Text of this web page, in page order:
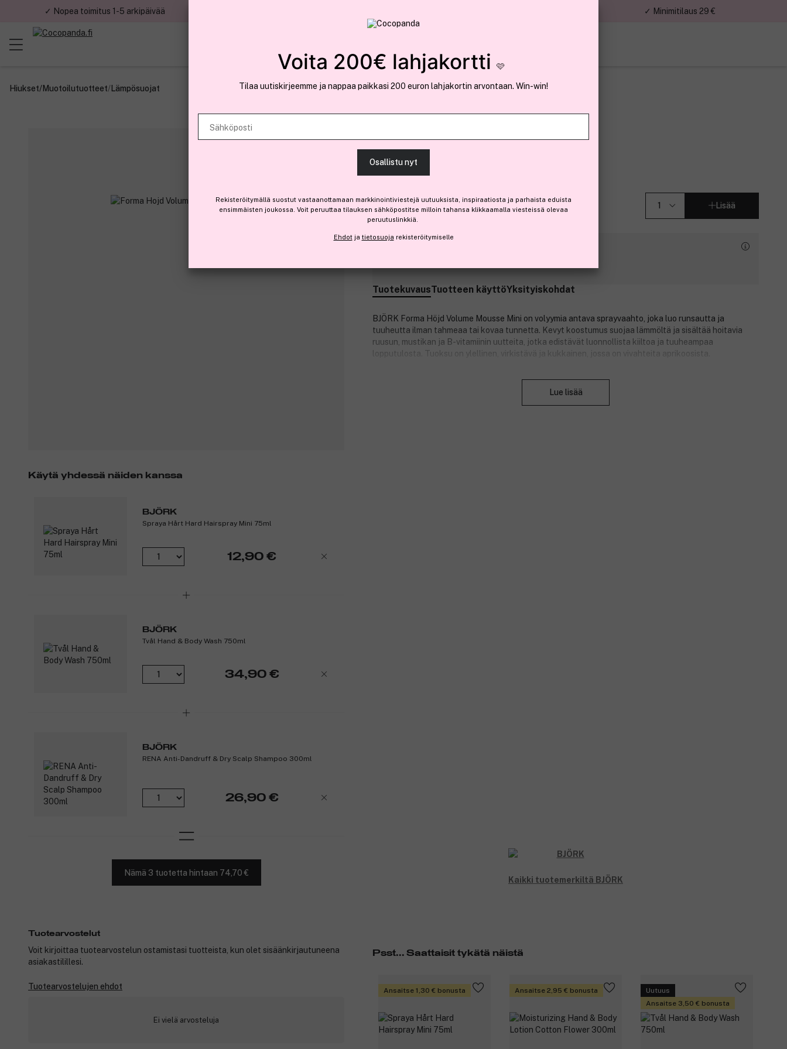
✓ Nopea toimitus 1-5 arkipäivää ✓ Minimitilaus 29 €
Hiukset/Muotoilutuotteet/Lämpösuojat
BJÖRK
Forma Hojd Volume Mousse Mini 75ml
12,90 €
17,20 € / 100ml
Lisää
TuotekuvausTuotteen käyttöYksityiskohdat
BJÖRK Forma Höjd Volume Mousse Mini on volyymia antava sprayvaahto, joka luo runsautta ja
tuuheutta ilman tahmeaa tai kovaa tunnetta. Kevyt koostumus suojaa lämmöltä ja sisältää hoitavia
ruusun, mustikan ja B-vitamiinin uutteita, jotka edistävät luonnollista kiiltoa ja tuuheampaa
lopputulosta. Tuoksu on ylellinen, virkistävä ja kukkainen, jossa on vivahteita aprikoosista.
Lue lisää
Käytä yhdessä näiden kanssa
BJÖRK
Spraya Hårt Hard Hairspray Mini 75ml
12,90 €
BJÖRK
Tvål Hand & Body Wash 750ml
34,90 €
BJÖRK
RENA Anti-Dandruff & Dry Scalp Shampoo 300ml
26,90 €
Nämä 3 tuotetta hintaan 74,70 €
Kaikki tuotemerkiltä BJÖRK
Psst... Saattaisit tykätä näistä
Ansaitse 1,30 € bonusta Ansaitse 2,95 € bonusta
Uutuus
Ansaitse 3,50 € bonusta
Tuotearvostelut
Voit kirjoittaa tuotearvostelun ostamistasi tuotteista, kun olet sisäänkirjautuneena
asiakastilillesi.
Tuotearvostelujen ehdot
Ei vielä arvosteluja
Voita 200€ lahjakortti 🩷
Tilaa uutiskirjeemme ja nappaa paikkasi 200 euron lahjakortin arvontaan. Win-win!
Sähköposti
Osallistu nyt
Rekisteröitymällä suostut vastaanottamaan markkinointiviestejä uutuuksista, inspiraatiosta ja parhaista eduista
ensimmäisten joukossa. Voit peruuttaa tilauksen sähköpostitse milloin tahansa klikkaamalla viesteissä olevaa
peruutuslinkkiä.
Ehdotja tietosuoja rekisteröitymiselle